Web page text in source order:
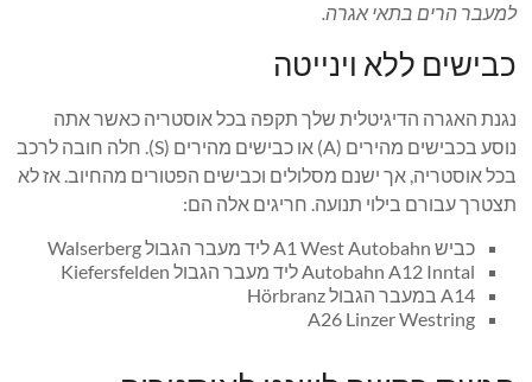
למעבר הרים בתאי אגרה.
כבישים ללא וינייטה
נגנת האגרה הדיגיטלית שלך תקפה בכל אוסטריה כאשר אתה
נוסע בכבישים מהירים (A) או כבישים מהירים (S). חלה חובה לרכב
בכל אוסטריה, אך ישנם מסלולים וכבישים הפטורים מהחיוב. אז לא
תצטרך עבורם בילוי תנועה. חריגים אלה הם:
כביש A1 West Autobahn ליד מעבר הגבול Walserberg
Autobahn A12 Inntal ליד מעבר הגבול Kiefersfelden
A14 במעבר הגבול Hörbranz
A26 Linzer Westring